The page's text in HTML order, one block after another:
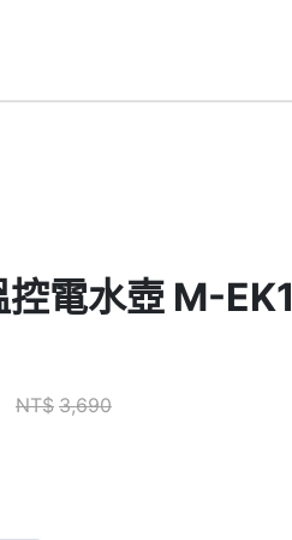
電水壺 M-EK1
NT$ 3,690